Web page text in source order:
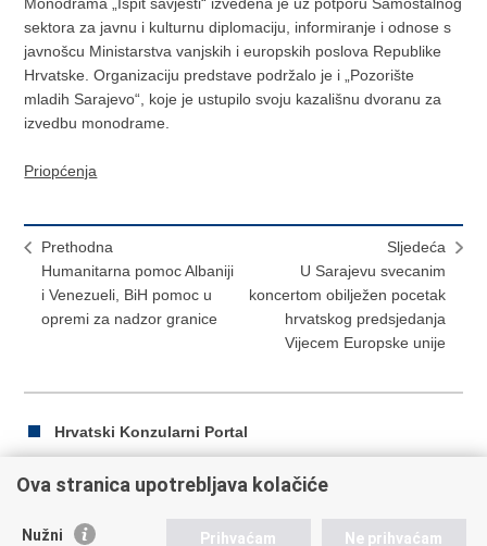
sektora za javnu i kulturnu diplomaciju, informiranje i odnose s
javnošcu Ministarstva vanjskih i europskih poslova Republike
Hrvatske. Organizaciju predstave podržalo je i „Pozorište
mladih Sarajevo“, koje je ustupilo svoju kazališnu dvoranu za
izvedbu monodrame.
Priopćenja
Prethodna
Humanitarna pomoc Albaniji
i Venezueli, BiH pomoc u
opremi za nadzor granice
Sljedeća
U Sarajevu svecanim
koncertom obilježen pocetak
hrvatskog predsjedanja
Vijecem Europske unije
Hrvatski Konzularni Portal
Ispiši Podijeli
Ova stranica upotrebljava kolačiće
Nužni Prihvaćam Ne prihvaćam